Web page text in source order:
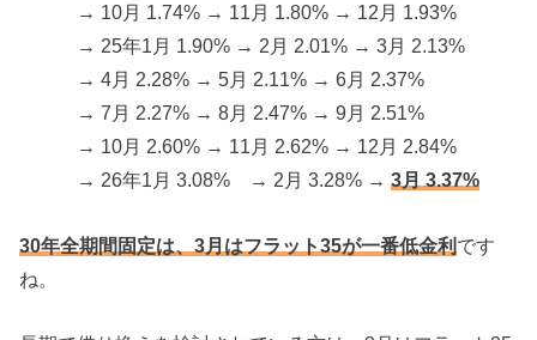
→ 10月 1.74% → 11月 1.80% → 12月 1.93%
→ 25年1月 1.90% → 2月 2.01% → 3月 2.13%
→ 4月 2.28% → 5月 2.11% → 6月 2.37%
→ 7月 2.27% → 8月 2.47% → 9月 2.51%
→ 10月 2.60% → 11月 2.62% → 12月 2.84%
→ 26年1月 3.08% → 2月 3.28% →3月 3.37%
30年全期間固定は、3月はフラット35が一番低金利 です
ね。